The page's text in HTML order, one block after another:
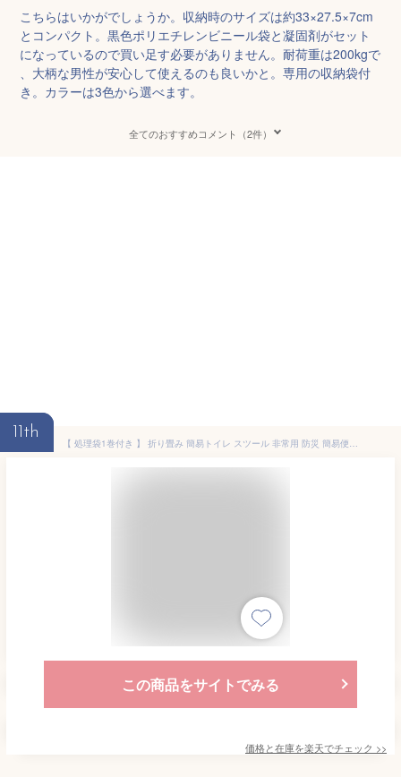
こちらはいかがでしょうか。収納時のサイズは約33×27.5×7cm
とコンパクト。黒色ポリエチレンビニール袋と凝固剤がセット
になっているので買い足す必要がありません。耐荷重は200kgで
、大柄な男性が安心して使えるのも良いかと。専用の収納袋付
き。カラーは3色から選べます。
全てのおすすめコメント（2件）
11th
【 処理袋1巻付き 】 折り畳み 簡易トイレ スツール 非常用 防災 簡易便座 アウトドア 災害 震災 地震 洪水 避難用 緊急 緊急時 非常用トイレ キャンプ ポータブルトイレ 介護 簡易トイレ 携帯トイレ 災害時 災害用 非常時 渋滞時 母の日 早割
この商品をサイトでみる
価格と在庫を楽天でチェック >>